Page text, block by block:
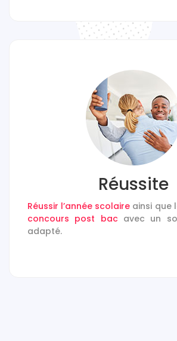
Réussite
Réussir l’année scolaire ainsi que
concours post bacavec un
adapté.